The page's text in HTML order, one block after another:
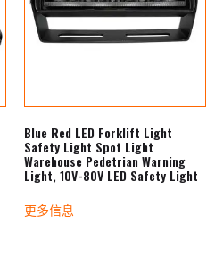
Blue Red LED Forklift Light
Safety Light Spot Light
Warehouse Pedetrian Warning
Light, 10V-80V LED Safety Light
更多信息